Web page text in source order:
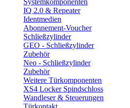
IQ 2.0 & Repeater
Identmedien
Abonnement-Voucher
Schließzylinder
GEO - Schließzylinder
Zubehör
Neo - Schließzylinder
Zubehör
Weitere Türkomponenten
XS4 Locker Spindschloss
Wandleser & Steuerungen
Türkontakt